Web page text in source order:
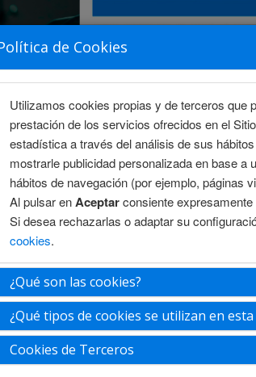
de Cookies
Utilizamos cookies propias y de terceros que
prestación de los servicios ofrecidos en el
estadística a través del análisis de sus
mostrarle publicidad personalizada en base a
hábitos de navegación (por ejemplo, páginas
Al pulsar enAceptarconsiente
Si desea rechazarlas o adaptar su
cookies.
¿Qué son las cookies?
¿Qué tipos de cookies se utilizan en
Cookies de Terceros
ÁREA CIENTÍFICA
Hugo Richter
Biografía no